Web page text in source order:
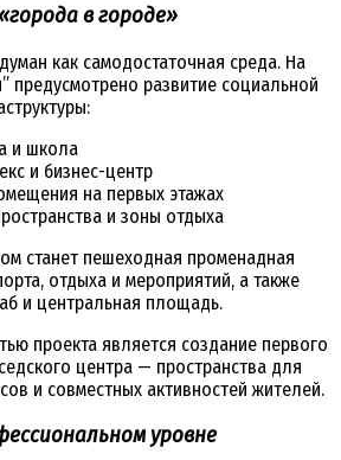
в городе»
как самодостаточная среда. На
предусмотрено развитие социальной
и школа
и бизнес-центр
на первых этажах
и зоны отдыха
станет пешеходная променадная
отдыха и мероприятий, а также
и центральная площадь.
проекта является создание первого
центра — пространства для
и совместных активностей жителей.
уровне